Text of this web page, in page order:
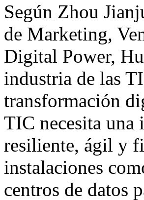
Según Zhou
de Marketing,
Digital Power,
industria de las
transformación
TIC necesita una
resiliente, ágil y
instalaciones
centros de datos